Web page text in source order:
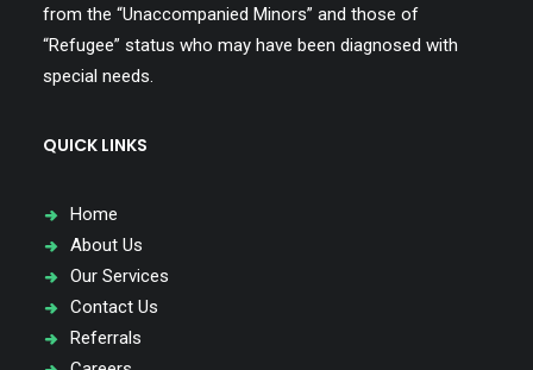
from the “Unaccompanied Minors” and those of
“Refugee” status who may have been diagnosed with
special needs.
QUICK LINKS
Home
About Us
Our Services
Contact Us
Referrals